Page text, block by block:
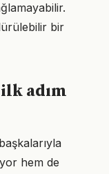
bir
adım
hem de